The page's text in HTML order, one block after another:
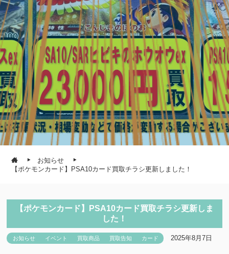
お知らせ
【ポケモンカード】PSA10カード買取チラシ更新しました！
【ポケモンカード】PSA10カード買取チラシ更新しま
した！
お知らせ イベント 買取商品 買取告知 カード 2025年8月7日